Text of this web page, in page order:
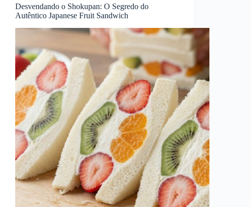
Desvendando o Shokupan: O Segredo do
Autêntico Japanese Fruit Sandwich